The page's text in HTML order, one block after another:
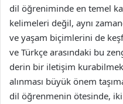
dil öğreniminde en temel
kelimeleri değil, aynı
ve yaşam biçimlerini de
ve Türkçe arasındaki bu
derin bir iletişim
alınması büyük önem
dil öğrenmenin ötesinde,